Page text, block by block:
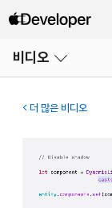
비디오
열기
더 많은 비디오